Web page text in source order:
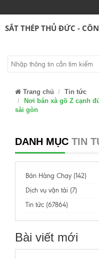
SẮT THÉP THỦ ĐỨC -
Trang chủ
Tin tức
Nơi bán xà gồ Z cạnh
sài gòn
DANH MỤC TIN
Bán Hàng Chạy (142)
Dịch vụ vận tải (7)
Tin tức (67864)
Bài viết mới